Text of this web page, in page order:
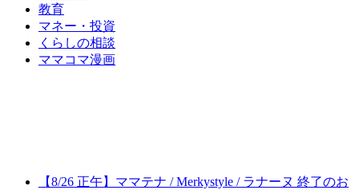
教育
マネー・投資
くらしの相談
ママコマ漫画
【8/26 正午】ママテナ / Merkystyle / ラナーヌ 終了のお